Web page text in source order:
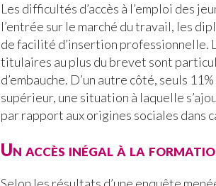
Les difficultés d’accès à l’emploi des
l’entrée sur le marché du travail, les
de facilité d’insertion professionnelle.
titulaires au plus du brevet sont
d’embauche. D’un autre côté, seuls
supérieur, une situation à laquelle
par rapport aux origines sociales dans
Un accès inégal à la